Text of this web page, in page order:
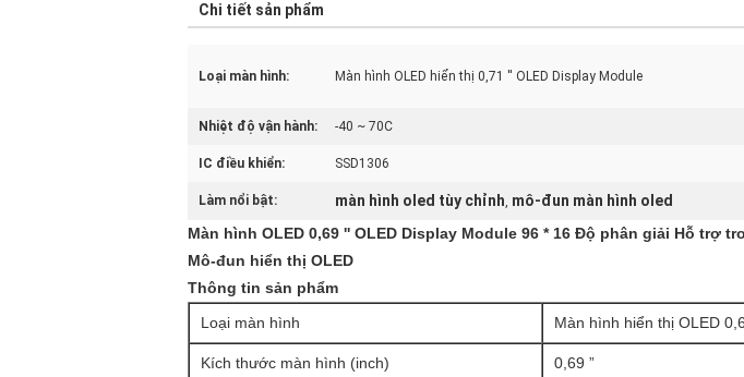
Chi tiết sản phẩm
Loại màn hình: Màn hình OLED hiển thị 0,71 '' OLED Display Module
Nhiệt độ vận hành: -40 ~ 70C
IC điều khiển: SSD1306
Làm nổi bật: màn hình oled tùy chỉnh, mô-đun màn hình oled
Màn hình OLED 0,69 '' OLED Display Module 96 * 16 Độ phân giải Hỗ trợ
Mô-đun hiển thị OLED
Thông tin sản phẩm
Loại màn hình
Màn hình hiển thị OLED
Kích thước màn hình (inch) 0,69 ”